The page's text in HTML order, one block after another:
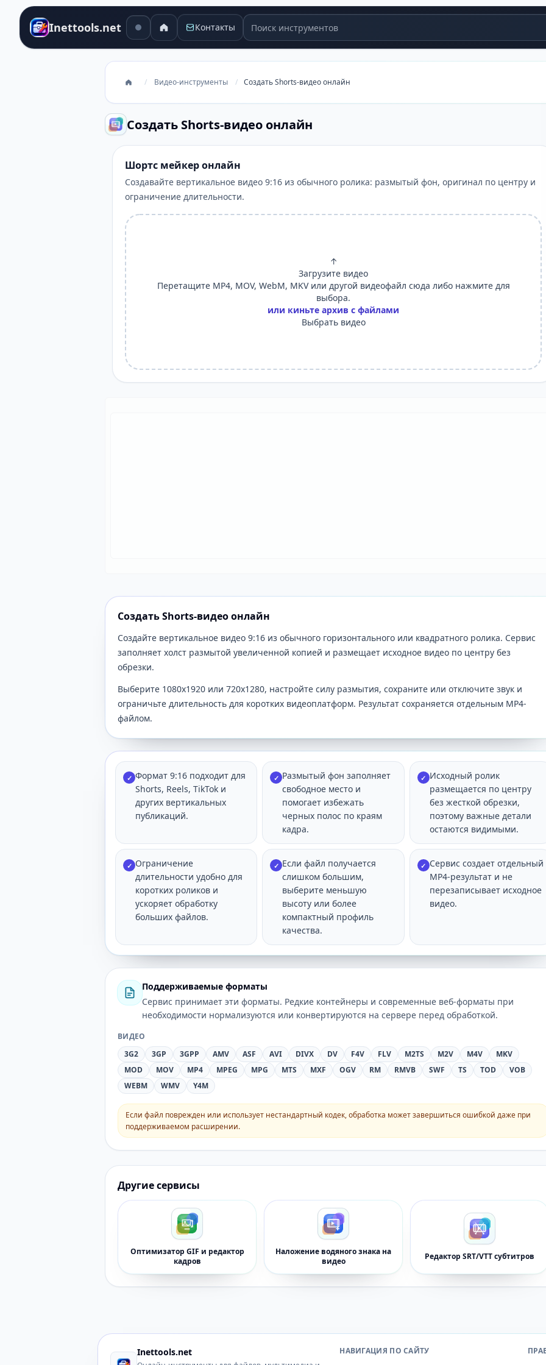
Inettools.net Контакты Поиск инструментов
/ Видео-инструменты / Создать Shorts-видео онлайн
Создать Shorts-видео онлайн
Шортс мейкер онлайн
Создавайте вертикальное видео 9:16 из обычного ролика: размытый фон, оригинал по центру и
ограничение длительности.
↑
Загрузите видео
Перетащите MP4, MOV, WebM, MKV или другой видеофайл сюда либо нажмите для
выбора.
или киньте архив с файлами
Выбрать видео
Создать Shorts-видео онлайн
Создайте вертикальное видео 9:16 из обычного горизонтального или квадратного ролика. Сервис
заполняет холст размытой увеличенной копией и размещает исходное видео по центру без
обрезки.
Выберите 1080x1920 или 720x1280, настройте силу размытия, сохраните или отключите звук и
ограничьте длительность для коротких видеоплатформ. Результат сохраняется отдельным MP4-
файлом.
✓ Формат 9:16 подходит для
Shorts, Reels, TikTok и
других вертикальных
публикаций.
✓ Размытый фон заполняет
свободное место и
помогает избежать
черных полос по краям
кадра.
✓ Исходный ролик
размещается по центру
без жесткой обрезки,
поэтому важные детали
остаются видимыми.
✓ Ограничение
длительности удобно для
коротких роликов и
ускоряет обработку
больших файлов.
✓ Если файл получается
слишком большим,
выберите меньшую
высоту или более
компактный профиль
качества.
✓ Сервис создает отдельный
MP4-результат и не
перезаписывает исходное
видео.
Поддерживаемые форматы
Сервис принимает эти форматы. Редкие контейнеры и современные веб-форматы при
необходимости нормализуются или конвертируются на сервере перед обработкой.
ВИДЕО
3G2
3GP 3GPP AMV ASF AVI DIVX DV F4V FLV M2TS M2V M4V
MKV
MOD
MOV MP4 MPEG MPG MTS MXF OGV RM RMVB SWF TS TOD
VOB
WEBM
WMV Y4M
Если файл поврежден или использует нестандартный кодек, обработка может завершиться ошибкой даже при
поддерживаемом расширении.
Другие сервисы
Оптимизатор GIF и редактор
кадров
Наложение водяного знака на
видео
Редактор SRT/VTT субтитров
Inettools.net НАВИГАЦИЯ ПО САЙТУ